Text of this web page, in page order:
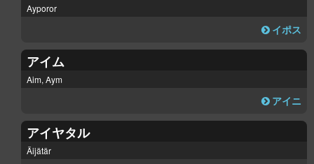
Ayporor
イポス
アイム
Aim, Aym
アイニ
アイヤタル
Äijätär